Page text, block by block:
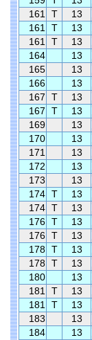
161
T 13
161
T 13
161
T 13
164
13
165
13
166
13
167
T 13
167
T 13
169
13
170
13
171
13
172
13
173
13
174 T 13
174 T 13
176 T 13
176 T 13
178 T 13
178 T 13
180
13
181
T 13
181
T 13
183
13
184
13